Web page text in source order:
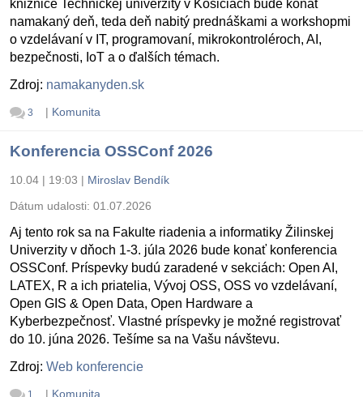
knižnice Technickej univerzity v Košiciach bude konať
namakaný deň, teda deň nabitý prednáškami a workshopmi
o vzdelávaní v IT, programovaní, mikrokontroléroch, AI,
bezpečnosti, IoT a o ďalších témach.
Zdroj: namakanyden.sk
3 | Komunita
Konferencia OSSConf 2026
10.04 | 19:03 | Miroslav Bendík
Dátum udalosti: 01.07.2026
Aj tento rok sa na Fakulte riadenia a informatiky Žilinskej
Univerzity v dňoch 1-3. júla 2026 bude konať konferencia
OSSConf. Príspevky budú zaradené v sekciách: Open AI,
LATEX, R a ich priatelia, Vývoj OSS, OSS vo vzdelávaní,
Open GIS & Open Data, Open Hardware a
Kyberbezpečnosť. Vlastné príspevky je možné registrovať
do 10. júna 2026. Tešíme sa na Vašu návštevu.
Zdroj: Web konferencie
1 | Komunita